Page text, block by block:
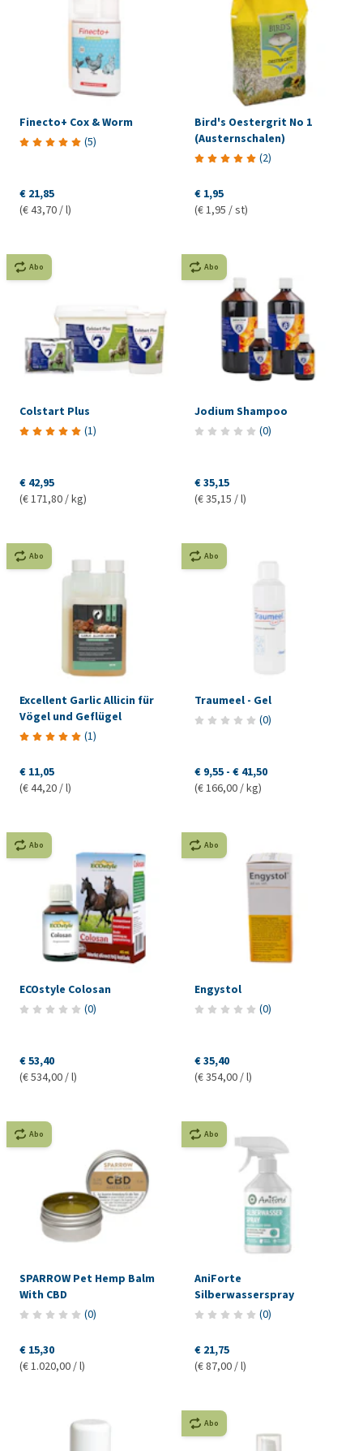
Finecto+ Cox & Worm
(5)
€ 21,85
(€ 43,70 / l)
Bird's Oestergrit No 1
(Austernschalen)
(2)
€ 1,95
(€ 1,95 / st)
Abo
Colstart Plus
(1)
€ 42,95
(€ 171,80 / kg)
Abo
Jodium Shampoo
(0)
€ 35,15
(€ 35,15 / l)
Abo
Excellent Garlic Allicin für
Vögel und Geflügel
(1)
€ 11,05
(€ 44,20 / l)
Abo
Traumeel - Gel
(0)
€ 9,55 - € 41,50
(€ 166,00 / kg)
Abo
ECOstyle Colosan
(0)
€ 53,40
(€ 534,00 / l)
Abo
Engystol
(0)
€ 35,40
(€ 354,00 / l)
Abo
SPARROW Pet Hemp Balm
With CBD
(0)
€ 15,30
(€ 1.020,00 / l)
Abo
AniForte
Silberwasserspray
(0)
€ 21,75
(€ 87,00 / l)
Abo